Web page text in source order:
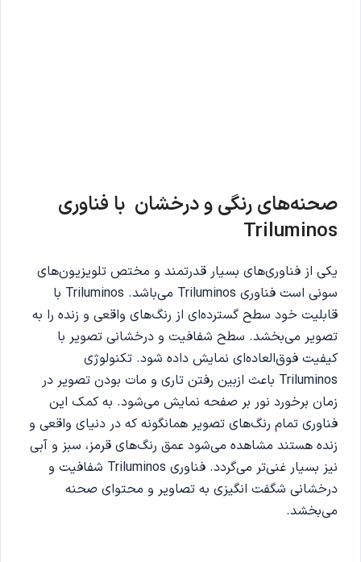
صحنه‌های رنگی و درخشان با فناوری
Triluminos
یکی از فناوری‌های بسیار قدرتمند و مختص تلویزیون‌های
سونی است فناوری Triluminos می‌باشد. Triluminos با
قابلیت خود سطح گسترده‌ای از رنگ‌های واقعی و زنده را به
تصویر می‌بخشد. سطح شفافیت و درخشانی تصویر با
کیفیت فوق‌العاده‌ای نمایش داده شود. تکنولوژی
Triluminos باعث ازبین رفتن تاری و مات بودن تصویر در
زمان برخورد نور بر صفحه نمایش می‌شود. به کمک این
فناوری تمام رنگ‌های تصویر همانگونه که در دنیای واقعی و
زنده هستند مشاهده می‌شود عمق رنگ‌های قرمز، سبز و آبی
نیز بسیار غنی‌تر می‌گردد. فناوری Triluminos شفافیت و
درخشانی شگفت انگیزی به تصاویر و محتوای صحنه
می‌بخشد.